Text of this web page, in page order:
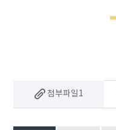
첨부파일1